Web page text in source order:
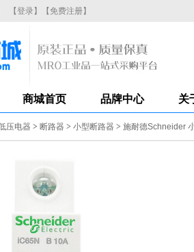
【登录】 【免费注册】
商城首页 品牌中心 关
压电器 > 断路器 > 小型断路器 > 施耐德Schneider